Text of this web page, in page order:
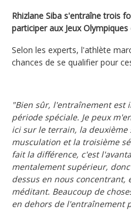
Rhizlane Siba s'entraîne trois
participer aux Jeux
Selon les experts, l'athlète
chances de se qualifier pour
"Bien sûr, l'entraînement est
période spéciale. Je peux
ici sur le terrain, la deuxième
musculation et la troisième
fait la différence, c'est
mentalement supérieur,
dessus en nous concentrant,
méditant. Beaucoup de
en dehors de l'entraînement